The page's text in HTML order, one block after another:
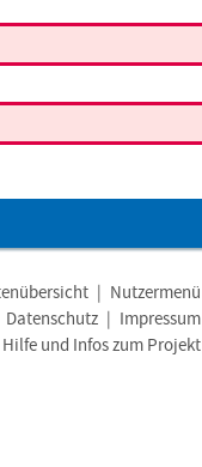
Nutzermenü
Datenschutz
Impressum
Hilfe und Infos zum Projekt